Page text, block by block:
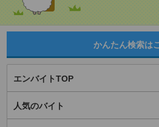
かんたん検索は
エンバイトTOP
人気のバイト